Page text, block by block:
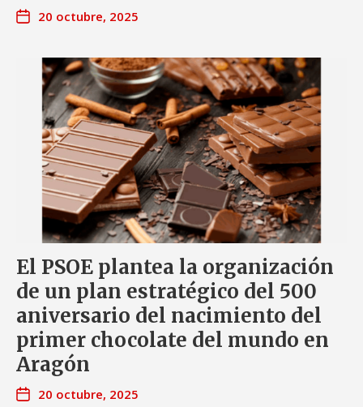
20 octubre, 2025
El PSOE plantea la organización
de un plan estratégico del 500
aniversario del nacimiento del
primer chocolate del mundo en
Aragón
20 octubre, 2025